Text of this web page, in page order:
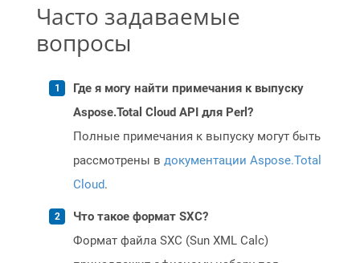
Часто задаваемые
вопросы
Где я могу найти примечания к выпуску
Aspose.Total Cloud API для Perl?
Полные примечания к выпуску могут быть
рассмотрены в документации Aspose.Total
Cloud.
Что такое формат SXC?
Формат файла SXC (Sun XML Calc)